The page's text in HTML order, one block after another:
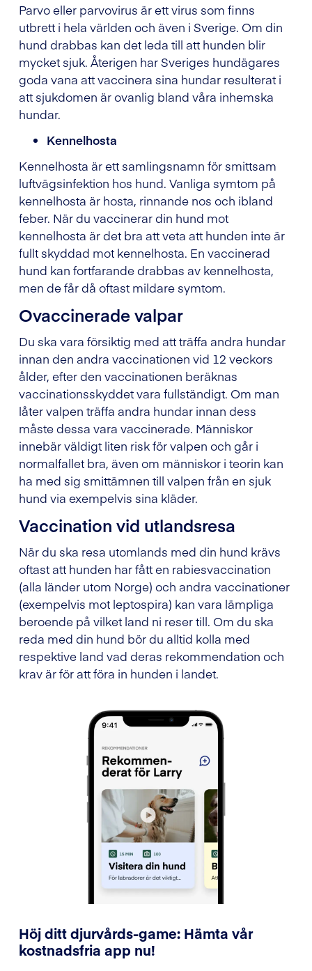
Parvo eller parvovirus är ett virus som finns
utbrett i hela världen och även i Sverige. Om din
hund drabbas kan det leda till att hunden blir
mycket sjuk. Återigen har Sveriges hundägares
goda vana att vaccinera sina hundar resulterat i
att sjukdomen är ovanlig bland våra inhemska
hundar.
Kennelhosta
Kennelhosta är ett samlingsnamn för smittsam
luftvägsinfektion hos hund. Vanliga symtom på
kennelhosta är hosta, rinnande nos och ibland
feber. När du vaccinerar din hund mot
kennelhosta är det bra att veta att hunden inte är
fullt skyddad mot kennelhosta. En vaccinerad
hund kan fortfarande drabbas av kennelhosta,
men de får då oftast mildare symtom.
Ovaccinerade valpar
Du ska vara försiktig med att träffa andra hundar
innan den andra vaccinationen vid 12 veckors
ålder, efter den vaccinationen beräknas
vaccinationsskyddet vara fullständigt. Om man
låter valpen träffa andra hundar innan dess
måste dessa vara vaccinerade. Människor
innebär väldigt liten risk för valpen och går i
normalfallet bra, även om människor i teorin kan
ha med sig smittämnen till valpen från en sjuk
hund via exempelvis sina kläder.
Vaccination vid utlandsresa
När du ska resa utomlands med din hund krävs
oftast att hunden har fått en rabiesvaccination
(alla länder utom Norge) och andra vaccinationer
(exempelvis mot leptospira) kan vara lämpliga
beroende på vilket land ni reser till. Om du ska
reda med din hund bör du alltid kolla med
respektive land vad deras rekommendation och
krav är för att föra in hunden i landet.
Höj ditt djurvårds-game: Hämta vår
kostnadsfria app nu!